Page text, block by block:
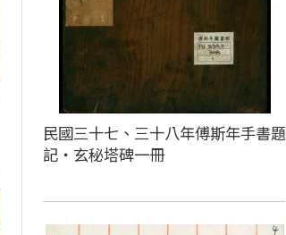
民國三十七、三十八年傅斯年手書題
記‧玄秘塔碑一冊